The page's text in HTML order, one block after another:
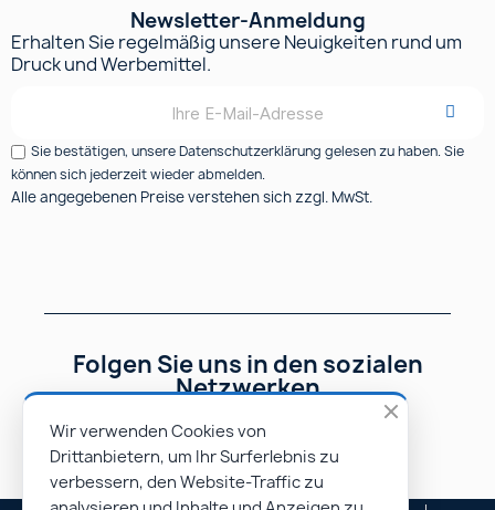
Newsletter-Anmeldung
Erhalten Sie regelmäßig unsere Neuigkeiten rund um
Druck und Werbemittel.
Sie bestätigen, unsere Datenschutzerklärung gelesen zu haben. Sie
können sich jederzeit wieder abmelden.
Alle angegebenen Preise verstehen sich zzgl. MwSt.
Folgen Sie uns in den sozialen
Netzwerken
Wir verwenden Cookies von
Drittanbietern, um Ihr Surferlebnis zu
verbessern, den Website-Traffic zu